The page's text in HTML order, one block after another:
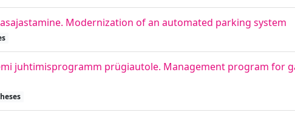
Modernization of an automated parking system
juhtimisprogramm prügiautole. Management program for